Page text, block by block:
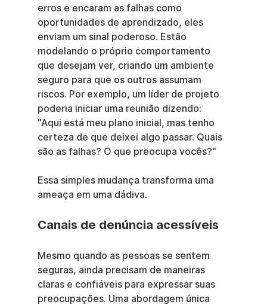
erros e encaram as falhas como
oportunidades de aprendizado, eles
enviam um sinal poderoso. Estão
modelando o próprio comportamento
que desejam ver, criando um ambiente
seguro para que os outros assumam
riscos. Por exemplo, um líder de projeto
poderia iniciar uma reunião dizendo:
"Aqui está meu plano inicial, mas tenho
certeza de que deixei algo passar. Quais
são as falhas? O que preocupa vocês?"
Essa simples mudança transforma uma
ameaça em uma dádiva.
Canais de denúncia acessíveis
Mesmo quando as pessoas se sentem
seguras, ainda precisam de maneiras
claras e confiáveis para expressar suas
preocupações. Uma abordagem única